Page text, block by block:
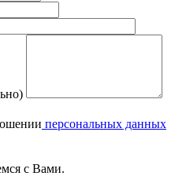
персональных данных
с Вами.